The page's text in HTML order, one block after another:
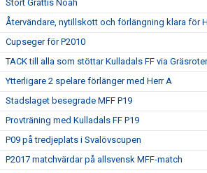
Stort Grattis Noah
Återvändare, nytillskott och förlängning klara för
Cupseger för P2010
TACK till alla som stöttar Kulladals FF via
Ytterligare 2 spelare förlänger med Herr A
Stadslaget besegrade MFF P19
Provträning med Kulladals FF P19
P09 på tredjeplats i Svalövscupen
P2017 matchvärdar på allsvensk MFF-match